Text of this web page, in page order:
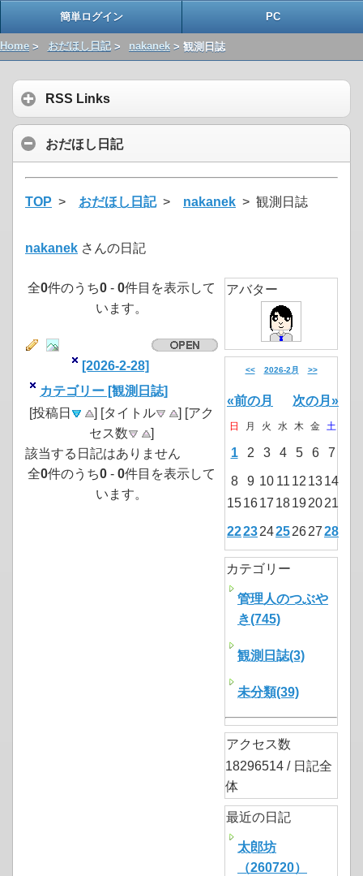
簡単ログイン PC
Home > おだほし日記> nakanek > 観測日誌
RSS Links
おだほし日記
TOP > おだほし日記> nakanek > 観測日誌
nakanek さんの日記
全0件のうち0 - 0件目を表示して
います。
[2026-2-28]
カテゴリー [観測日誌]
[投稿日
] [タイトル
] [アク
セス数
]
該当する日記はありません
全0件のうち0 - 0件目を表示して
います。
アバター
<< 2026-2月 >>
«前の月 次の月»
日 月 火 水 木 金 土
1 2 3 4 5 6 7
8 9 10 11 12 1314
151617 18192021
22232425262728
カテゴリー
管理人のつぶや
き(745)
観測日誌(3)
未分類(39)
アクセス数
18296514 / 日記全
体
最近の日記
太郎坊
（260720）